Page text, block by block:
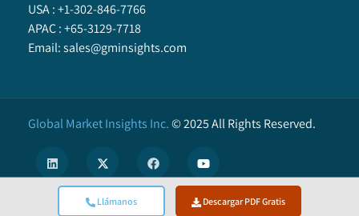
Llámanos Descargar PDF Gratis
USA :+1-302-846-7766
APAC :+65-3129-7718
Email:sales@gminsights.com
Global Market Insights Inc.©2025All Rights Reserved.